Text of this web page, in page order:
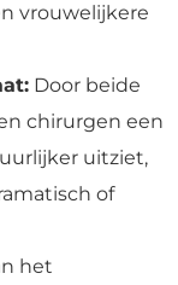
vrouwelijkere
Door beide
chirurgen een
uitziet,
of
het